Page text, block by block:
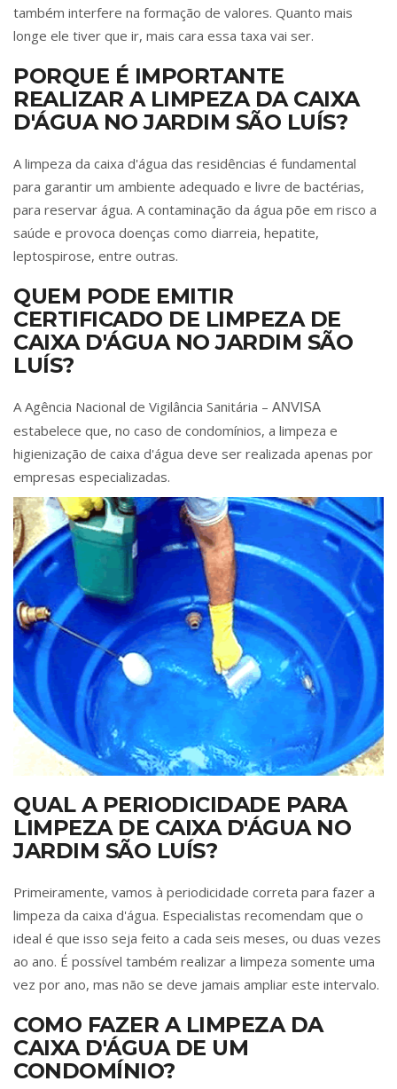
também interfere na formação de valores. Quanto mais
longe ele tiver que ir, mais cara essa taxa vai ser.
PORQUE É IMPORTANTE
REALIZAR A LIMPEZA DA CAIXA
D'ÁGUA NO JARDIM SÃO LUÍS?
A limpeza da caixa d'água das residências é fundamental
para garantir um ambiente adequado e livre de bactérias,
para reservar água. A contaminação da água põe em risco a
saúde e provoca doenças como diarreia, hepatite,
leptospirose, entre outras.
QUEM PODE EMITIR
CERTIFICADO DE LIMPEZA DE
CAIXA D'ÁGUA NO JARDIM SÃO
LUÍS?
A Agência Nacional de Vigilância Sanitária – ANVISA
estabelece que, no caso de condomínios, a limpeza e
higienização de caixa d'água deve ser realizada apenas por
empresas especializadas.
QUAL A PERIODICIDADE PARA
LIMPEZA DE CAIXA D'ÁGUA NO
JARDIM SÃO LUÍS?
Primeiramente, vamos à periodicidade correta para fazer a
limpeza da caixa d'água. Especialistas recomendam que o
ideal é que isso seja feito a cada seis meses, ou duas vezes
ao ano. É possível também realizar a limpeza somente uma
vez por ano, mas não se deve jamais ampliar este intervalo.
COMO FAZER A LIMPEZA DA
CAIXA D'ÁGUA DE UM
CONDOMÍNIO?